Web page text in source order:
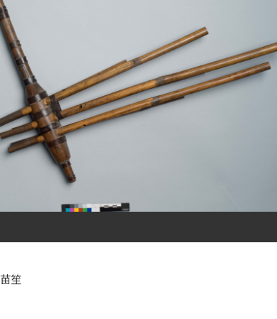
苗笙